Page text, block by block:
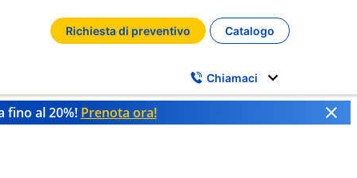
Richiesta di preventivo Catalogo
Chiamaci
fino al 20%! Prenota ora!